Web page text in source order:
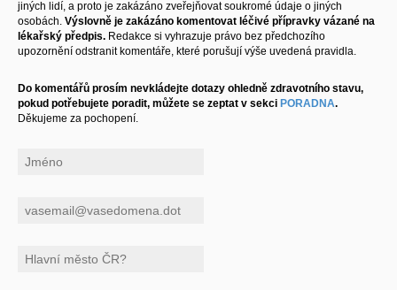
jiných lidí, a proto je zakázáno zveřejňovat soukromé údaje o jiných
osobách. Výslovně je zakázáno komentovat léčivé přípravky vázané na
lékařský předpis. Redakce si vyhrazuje právo bez předchozího
upozornění odstranit komentáře, které porušují výše uvedená pravidla.
Do komentářů prosím nevkládejte dotazy ohledně zdravotního stavu,
pokud potřebujete poradit, můžete se zeptat v sekci PORADNA.
Děkujeme za pochopení.